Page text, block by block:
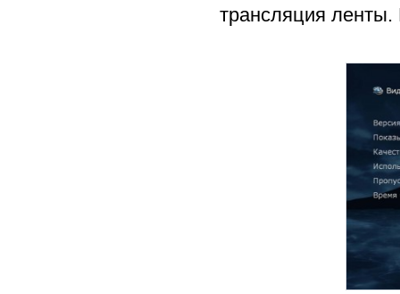
трансляция